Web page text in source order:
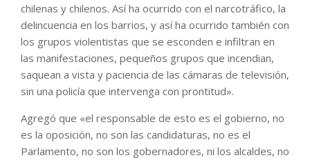
chilenas y chilenos. Así ha ocurrido con el narcotráfico, la
delincuencia en los barrios, y así ha ocurrido también con
los grupos violentistas que se esconden e infiltran en
las manifestaciones, pequeños grupos que incendian,
saquean a vista y paciencia de las cámaras de televisión,
sin una policía que intervenga con prontitud».
Agregó que «el responsable de esto es el gobierno, no
es la oposición, no son las candidaturas, no es el
Parlamento, no son los gobernadores, ni los alcaldes, no